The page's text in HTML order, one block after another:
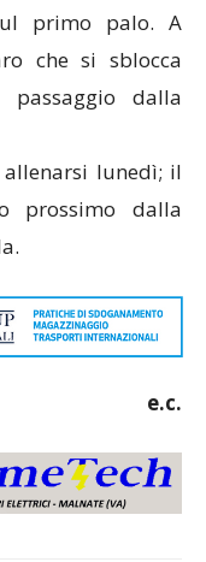
primo palo. A
che si sblocca
dalla
lunedì; il
prossimo dalla
e.c.